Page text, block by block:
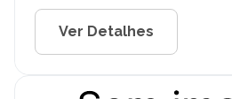
Ver Detalhes